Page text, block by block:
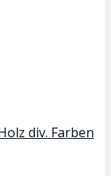
div. Farben